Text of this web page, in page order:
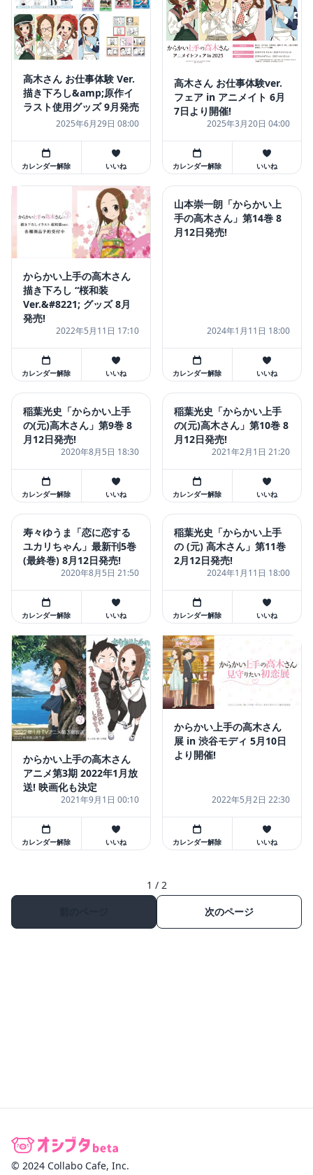
高木さん お仕事体験 Ver.
描き下ろし&amp;原作イ
ラスト使用グッズ 9月発売
2025年6月29日 08:00
カレンダー解除 いいね
高木さん お仕事体験ver.
フェア in アニメイト 6月
7日より開催!
2025年3月20日 04:00
カレンダー解除 いいね
からかい上手の高木さん
描き下ろし “桜和装
Ver.&#8221; グッズ 8月
発売!
2022年5月11日 17:10
カレンダー解除 いいね
山本崇一朗「からかい上
手の高木さん」第14巻 8
月12日発売!
2024年1月11日 18:00
カレンダー解除 いいね
稲葉光史「からかい上手
の(元)高木さん」第9巻 8
月12日発売!
2020年8月5日 18:30
カレンダー解除 いいね
稲葉光史「からかい上手
の(元)高木さん」第10巻 8
月12日発売!
2021年2月1日 21:20
カレンダー解除 いいね
寿々ゆうま「恋に恋する
ユカリちゃん」最新刊5巻
(最終巻) 8月12日発売!
2020年8月5日 21:50
カレンダー解除 いいね
稲葉光史「からかい上手
の (元) 高木さん」第11巻
2月12日発売!
2024年1月11日 18:00
カレンダー解除 いいね
からかい上手の高木さん
アニメ第3期 2022年1月放
送! 映画化も決定
2021年9月1日 00:10
カレンダー解除 いいね
からかい上手の高木さん
展 in 渋谷モディ 5月10日
より開催!
2022年5月2日 22:30
カレンダー解除 いいね
1 / 2
次のページ
© 2024 Collabo Cafe, Inc.